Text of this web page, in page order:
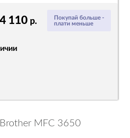
Покупай больше -
плати меньше
4 110 р.
Brother MFC 3650